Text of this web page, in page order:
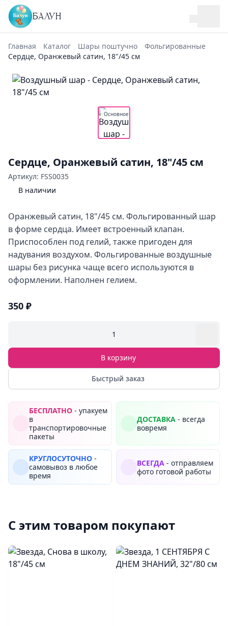
БАЛУН
Главная Каталог Шары поштучно
Фольгированные
Сердце, Оранжевый сатин, 18"/45 см
Основное
Сердце, Оранжевый сатин, 18"/45 см
Артикул: FSS0035
В наличии
Оранжевый сатин, 18"/45 см. Фольгированный шар
в форме сердца. Имеет встроенный клапан.
Приспособлен под гелий, также пригоден для
надувания воздухом. Фольгированные воздушные
шары без рисунка чаще всего используются в
оформлении. Наполнен гелием.
350 ₽
1
В корзину
Быстрый заказ
БЕСПЛАТНО - упакуем
в
транспортировочные
пакеты
ДОСТАВКА - всегда
вовремя
КРУГЛОСУТОЧНО -
самовывоз в любое
время
ВСЕГДА - отправляем
фото готовой работы
С этим товаром покупают